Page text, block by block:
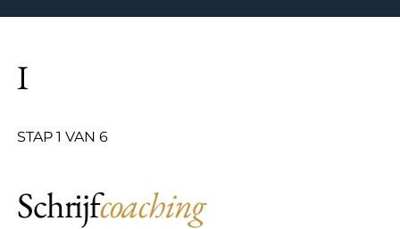
I
STAP 1 VAN 6
Schrijfcoaching